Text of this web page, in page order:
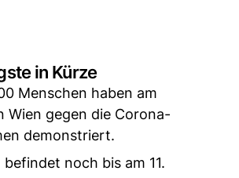
in Kürze
Menschen haben am
Wien gegen die Corona-
demonstriert.
noch bis am 11.